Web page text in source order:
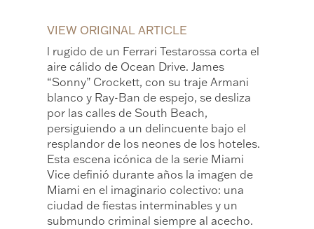
VIEW ORIGINAL ARTICLE
l rugido de un Ferrari Testarossa corta el
aire cálido de Ocean Drive. James
“Sonny” Crockett, con su traje Armani
blanco y Ray-Ban de espejo, se desliza
por las calles de South Beach,
persiguiendo a un delincuente bajo el
resplandor de los neones de los hoteles.
Esta escena icónica de la serie Miami
Vice definió durante años la imagen de
Miami en el imaginario colectivo: una
ciudad de fiestas interminables y un
submundo criminal siempre al acecho.